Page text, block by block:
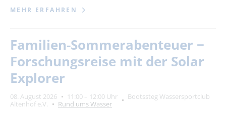
MEHR ERFAHREN
Familien-Sommerabenteuer −
Forschungsreise mit der Solar
Explorer
08. August 2026 11:00 – 12:00 Uhr
Bootssteg Wassersportclub
Altenhof e.V.
Rund ums Wasser